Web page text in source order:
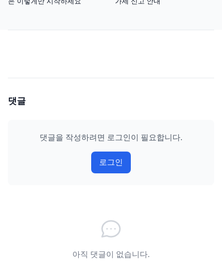
댓글
댓글을 작성하려면 로그인이 필요합니다.
로그인
아직 댓글이 없습니다.